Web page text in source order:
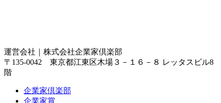
運営会社｜ 株式会社企業家倶楽部
〒135-0042 東京都江東区木場３－１６－８ レッタスビル8
階
企業家倶楽部
企業家賞